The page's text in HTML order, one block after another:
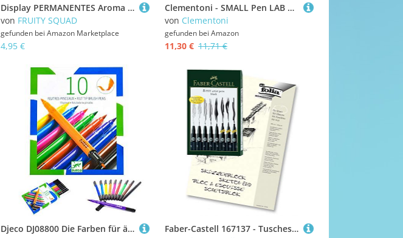
Display PERMANENTES Aroma FRUTAS 10X MEDIDAS PRODUCTO 1,2cm x 11,5cmx 19,2cm MEDIDAS Inner 9,5cm x 13cmx 20,7cm MEDIDAS CAJA 41,5cm x 27,5cmx 22,5cm PESO UND 0,087 INSTRASTAT 96082000
von FRUITY SQUAD
gefunden bei Amazon Marketplace
4,95 €
Clementoni - SMALL Pen LAB A Mermaid - 18159
von Clementoni
gefunden bei Amazon
11,30 € 11,71 €
Djeco DJ08800 Die Farben für ältere Kinder, mehrfarbig, 10 Stück (1er Pack)
Faber-Castell 167137 - Tuschestift Pitt Artist Pen, 8er Kunststoffetui, schwarz (8er Etui + A4 Skizzenblock)